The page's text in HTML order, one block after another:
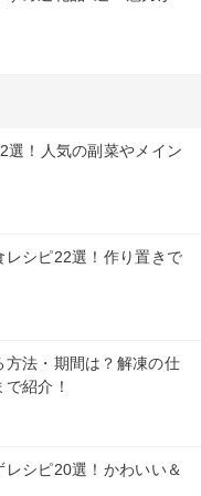
選！人気の副菜やメイン
レシピ22選！作り置きで
方法・期間は？解凍の仕
紹介！
シピ20選！かわいい＆